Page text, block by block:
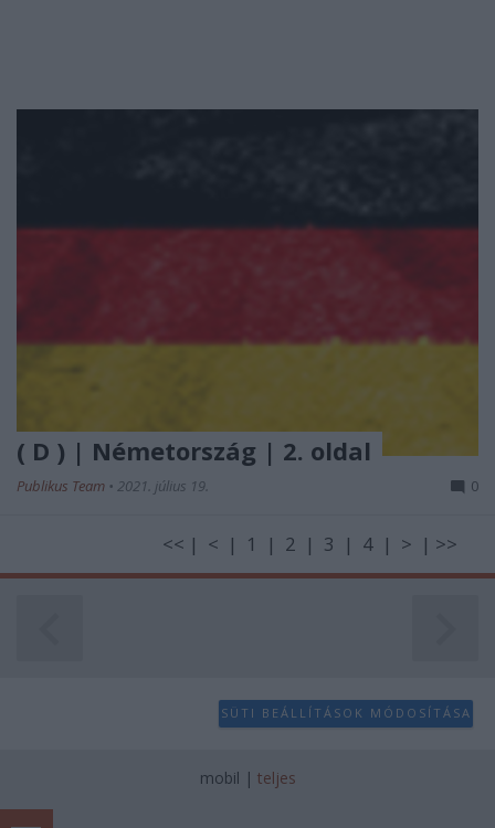
( D ) | Németország | 2. oldal
Publikus Team • 2021. július 19. 0
<< | < | 1 | 2 | 3 | 4 | > | >>
SÜTI BEÁLLÍTÁSOK MÓDOSÍTÁSA
mobil | teljes